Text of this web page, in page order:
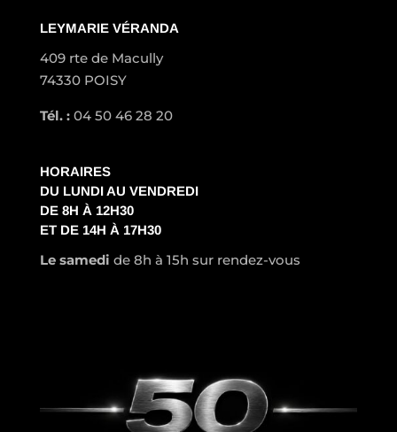
LEYMARIE VÉRANDA
409 rte de Macully
74330 POISY
Tél. :04 50 46 28 20
HORAIRES
DU LUNDI AU VENDREDI
DE 8H À 12H30
ET DE 14H À 17H30
Le samedi de 8h à 15h sur rendez-vous